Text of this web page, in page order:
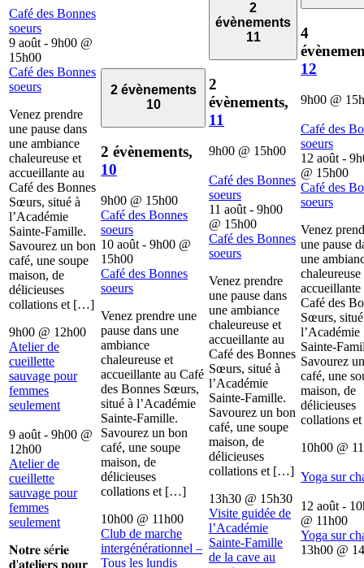
Café des Bonnes
soeurs
9 août - 9h00 @
15h00
Café des Bonnes
soeurs
Venez prendre
une pause dans
une ambiance
chaleureuse et
accueillante au
Café des Bonnes
Sœurs, situé à
l’Académie
Sainte-Famille.
Savourez un bon
café, une soupe
maison, de
délicieuses
collations et […]
9h00 @ 12h00
Atelier de
cueillette
sauvage pour
femmes
seulement
9 août - 9h00 @
12h00
Atelier de
cueillette
sauvage pour
femmes
seulement
𝐍𝐨𝐭𝐫𝐞 𝐬é𝐫𝐢𝐞
𝐝'𝐚𝐭𝐞𝐥𝐢𝐞𝐫𝐬 𝐩𝐨𝐮𝐫
2 évènements
10
2 évènements,
10
9h00 @ 15h00
Café des Bonnes
soeurs
10 août - 9h00 @
15h00
Café des Bonnes
soeurs
Venez prendre une
pause dans une
ambiance
chaleureuse et
accueillante au Café
des Bonnes Sœurs,
situé à l’Académie
Sainte-Famille.
Savourez un bon
café, une soupe
maison, de
délicieuses
collations et […]
10h00 @ 11h00
Club de marche
intergénérationnel –
Tous les lundis
2
évènements
11
2
évènements,
11
9h00 @ 15h00
Café des Bonnes
soeurs
11 août - 9h00
@ 15h00
Café des Bonnes
soeurs
Venez prendre
une pause dans
une ambiance
chaleureuse et
accueillante au
Café des Bonnes
Sœurs, situé à
l’Académie
Sainte-Famille.
Savourez un bon
café, une soupe
maison, de
délicieuses
collations et […]
13h30 @ 15h30
Visite guidée de
l’Académie
Sainte-Famille
de la cave au
4
12
9h00 @
Café des
soeurs
12 août -
@ 15h00
Café des
soeurs
Venez
une pause
une
chaleureuse
accueillante
Café des
Sœurs,
l’Académie
Sainte-
Savourez
café, une
maison, de
délicieuses
collations
10h00 @
Yoga sur
12 août -
@ 11h00
Yoga sur
13h00 @